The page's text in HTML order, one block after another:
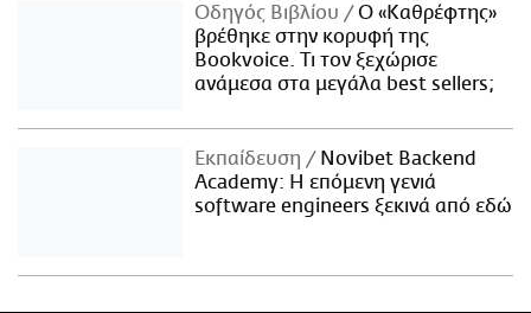
Οδηγός Βιβλίου
Ο «Καθρέφτης»
βρέθηκε στην κορυφή της
Bookvoice. Τι τον ξεχώρισε
ανάμεσα στα μεγάλα best sellers;
Εκπαίδευση
Novibet Backend
Academy: Η επόμενη γενιά
software engineers ξεκινά από εδώ